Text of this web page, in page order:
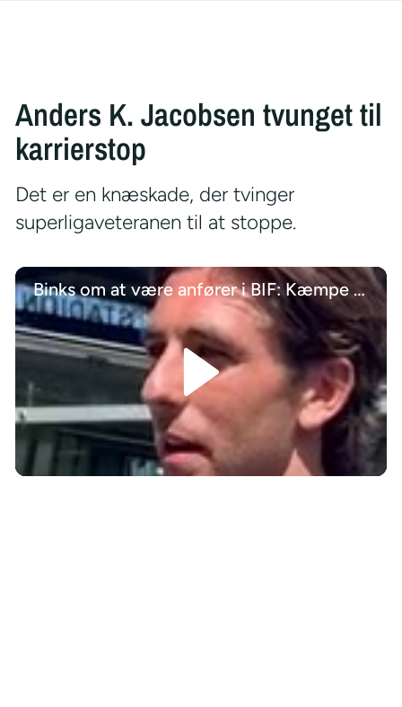
Anders K. Jacobsen tvunget til
karrierstop
Det er en knæskade, der tvinger
superligaveteranen til at stoppe.
Binks om at være anfører i BIF: Kæmpe stort